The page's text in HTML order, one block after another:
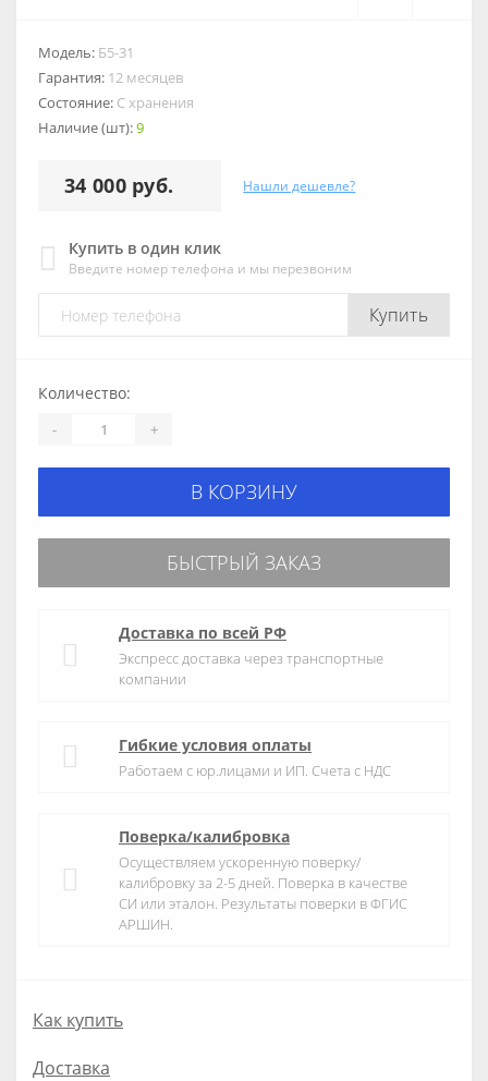
Модель: Б5-31
Гарантия: 12 месяцев
Состояние: С хранения
Наличие (шт):9
34 000 руб. Нашли дешевле?
Купить в один клик
Введите номер телефона и мы перезвоним
Купить
Количество:
- +
В КОРЗИНУ
БЫСТРЫЙ ЗАКАЗ
Доставка по всей РФ
Экспресс доставка через транспортные
компании
Гибкие условия оплаты
Работаем с юр.лицами и ИП. Счета с НДС
Поверка/калибровка
Осуществляем ускоренную поверку/
калибровку за 2-5 дней. Поверка в качестве
СИ или эталон. Результаты поверки в ФГИС
АРШИН.
Как купить
Доставка